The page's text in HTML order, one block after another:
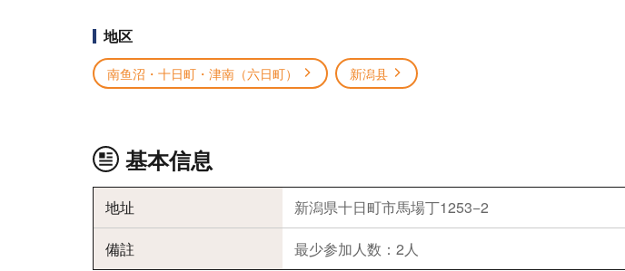
地区
南鱼沼・十日町・津南（六日町） 新潟县
基本信息
地址
新潟県十日町市馬場丁1253−2
備註
最少参加人数：2人